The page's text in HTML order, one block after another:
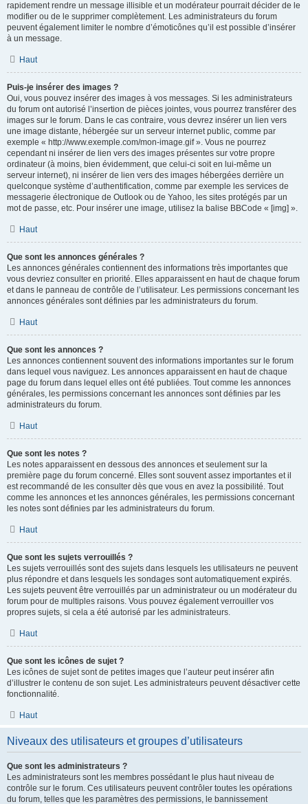
rapidement rendre un message illisible et un modérateur pourrait décider de le
modifier ou de le supprimer complètement. Les administrateurs du forum
peuvent également limiter le nombre d’émoticônes qu’il est possible d’insérer
à un message.
Haut
Puis-je insérer des images ?
Oui, vous pouvez insérer des images à vos messages. Si les administrateurs
du forum ont autorisé l’insertion de pièces jointes, vous pourrez transférer des
images sur le forum. Dans le cas contraire, vous devrez insérer un lien vers
une image distante, hébergée sur un serveur internet public, comme par
exemple « http://www.exemple.com/mon-image.gif ». Vous ne pourrez
cependant ni insérer de lien vers des images présentes sur votre propre
ordinateur (à moins, bien évidemment, que celui-ci soit en lui-même un
serveur internet), ni insérer de lien vers des images hébergées derrière un
quelconque système d’authentification, comme par exemple les services de
messagerie électronique de Outlook ou de Yahoo, les sites protégés par un
mot de passe, etc. Pour insérer une image, utilisez la balise BBCode « [img] ».
Haut
Que sont les annonces générales ?
Les annonces générales contiennent des informations très importantes que
vous devriez consulter en priorité. Elles apparaissent en haut de chaque forum
et dans le panneau de contrôle de l’utilisateur. Les permissions concernant les
annonces générales sont définies par les administrateurs du forum.
Haut
Que sont les annonces ?
Les annonces contiennent souvent des informations importantes sur le forum
dans lequel vous naviguez. Les annonces apparaissent en haut de chaque
page du forum dans lequel elles ont été publiées. Tout comme les annonces
générales, les permissions concernant les annonces sont définies par les
administrateurs du forum.
Haut
Que sont les notes ?
Les notes apparaissent en dessous des annonces et seulement sur la
première page du forum concerné. Elles sont souvent assez importantes et il
est recommandé de les consulter dès que vous en avez la possibilité. Tout
comme les annonces et les annonces générales, les permissions concernant
les notes sont définies par les administrateurs du forum.
Haut
Que sont les sujets verrouillés ?
Les sujets verrouillés sont des sujets dans lesquels les utilisateurs ne peuvent
plus répondre et dans lesquels les sondages sont automatiquement expirés.
Les sujets peuvent être verrouillés par un administrateur ou un modérateur du
forum pour de multiples raisons. Vous pouvez également verrouiller vos
propres sujets, si cela a été autorisé par les administrateurs.
Haut
Que sont les icônes de sujet ?
Les icônes de sujet sont de petites images que l’auteur peut insérer afin
d’illustrer le contenu de son sujet. Les administrateurs peuvent désactiver cette
fonctionnalité.
Haut
Niveaux des utilisateurs et groupes d’utilisateurs
Que sont les administrateurs ?
Les administrateurs sont les membres possédant le plus haut niveau de
contrôle sur le forum. Ces utilisateurs peuvent contrôler toutes les opérations
du forum, telles que les paramètres des permissions, le bannissement